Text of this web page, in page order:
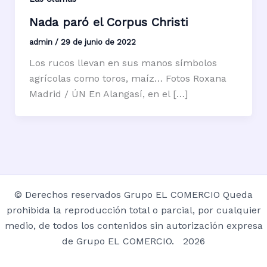
Nada paró el Corpus Christi
admin / 29 de junio de 2022
Los rucos llevan en sus manos símbolos
agrícolas como toros, maíz… Fotos Roxana
Madrid / ÚN En Alangasí, en el […]
© Derechos reservados Grupo EL COMERCIO Queda
prohibida la reproducción total o parcial, por cualquier
medio, de todos los contenidos sin autorización expresa
de Grupo EL COMERCIO. 2026